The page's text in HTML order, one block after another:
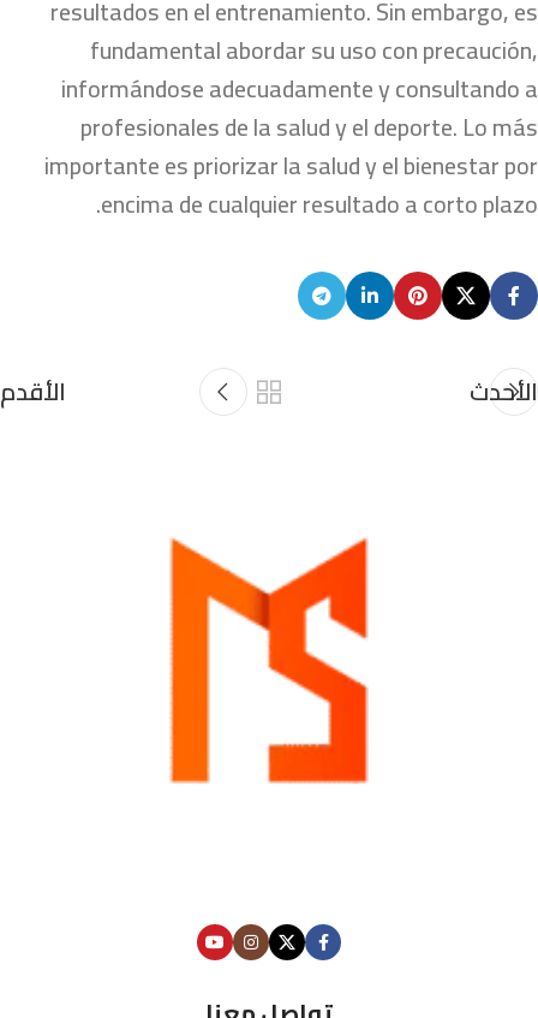
resultados en el entrenamiento. Sin embargo, es
fundamental abordar su uso con precaución,
informándose adecuadamente y consultando a
profesionales de la salud y el deporte. Lo más
importante es priorizar la salud y el bienestar por
encima de cualquier resultado a corto plazo.
الأحدث الأقدم